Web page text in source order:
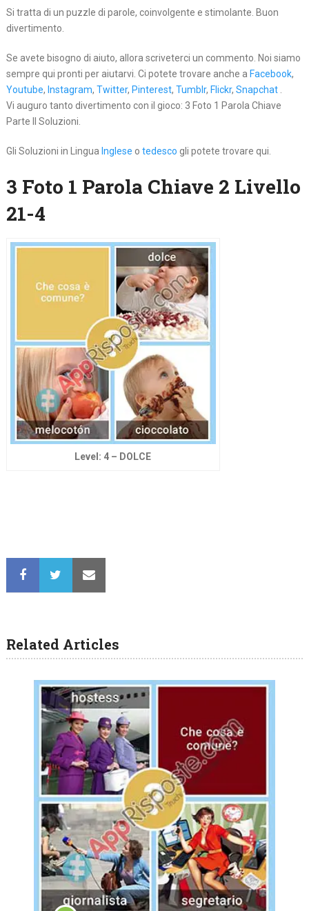
Si tratta di un puzzle di parole, coinvolgente e stimolante. Buon
divertimento.
Se avete bisogno di aiuto, allora scriveterci un commento. Noi siamo
sempre qui pronti per aiutarvi. Ci potete trovare anche a Facebook,
Youtube, Instagram, Twitter, Pinterest, Tumblr, Flickr, Snapchat.
Vi auguro tanto divertimento con il gioco: 3 Foto 1 Parola Chiave
Parte II Soluzioni.
Gli Soluzioni in Lingua Inglese o tedesco gli potete trovare qui.
3 Foto 1 Parola Chiave 2 Livello
21-4
Level: 4 – DOLCE
Related Articles